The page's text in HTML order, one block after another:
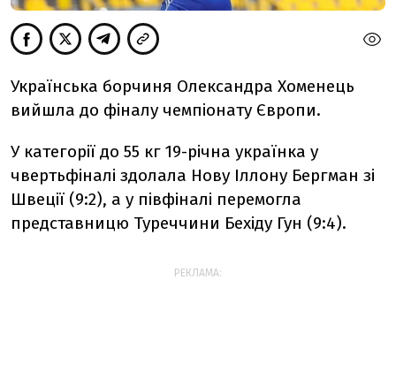
Українська борчиня Олександра Хоменець
вийшла до фіналу чемпіонату Європи.
У категорії до 55 кг 19-річна українка у
чвертьфіналі здолала Нову Іллону Бергман зі
Швеції (9:2), а у півфіналі перемогла
представницю Туреччини Бехіду Гун (9:4).
РЕКЛАМА: